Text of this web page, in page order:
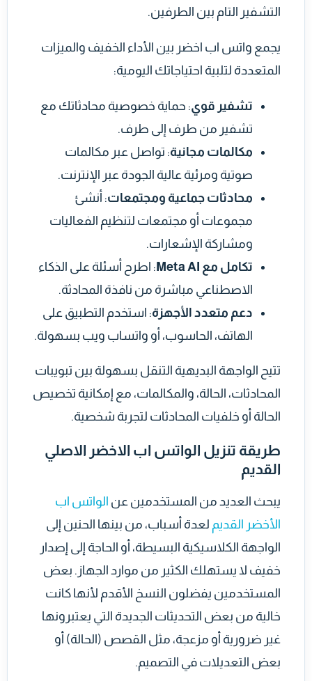
التشفير التام بين الطرفين.
يجمع واتس اب اخضر بين الأداء الخفيف والميزات
المتعددة لتلبية احتياجاتك اليومية:
تشفير قوي: حماية خصوصية محادثاتك مع
تشفير من طرف إلى طرف.
مكالمات مجانية: تواصل عبر مكالمات
صوتية ومرئية عالية الجودة عبر الإنترنت.
محادثات جماعية ومجتمعات: أنشئ
مجموعات أو مجتمعات لتنظيم الفعاليات
ومشاركة الإشعارات.
تكامل مع Meta AI
: اطرح أسئلة على الذكاء
الاصطناعي مباشرة من نافذة المحادثة.
دعم متعدد الأجهزة: استخدم التطبيق على
الهاتف، الحاسوب، أو واتساب ويب بسهولة.
تتيح الواجهة البديهية التنقل بسهولة بين تبويبات
المحادثات، الحالة، والمكالمات، مع إمكانية تخصيص
الحالة أو خلفيات المحادثات لتجربة شخصية.
طريقة تنزيل الواتس اب الاخضر الاصلي
القديم
يبحث العديد من المستخدمين عن الواتس اب
الأخضر القديم لعدة أسباب، من بينها الحنين إلى
الواجهة الكلاسيكية البسيطة، أو الحاجة إلى إصدار
خفيف لا يستهلك الكثير من موارد الجهاز. بعض
المستخدمين يفضلون النسخ الأقدم لأنها كانت
خالية من بعض التحديثات الجديدة التي يعتبرونها
غير ضرورية أو مزعجة، مثل القصص (الحالة) أو
بعض التعديلات في التصميم.